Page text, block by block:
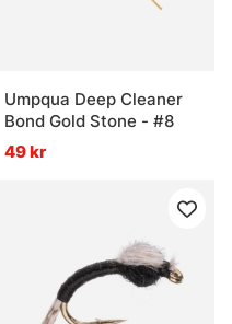
Umpqua Deep Cleaner
Bond Gold Stone - #8
49 kr